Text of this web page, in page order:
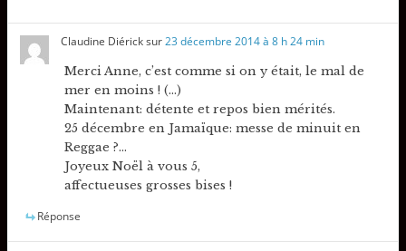
Claudine Diéricksur23 décembre 2014 à 8 h 24 min
Merci Anne, c’est comme si on y était, le mal de
mer en moins ! (…)
Maintenant: détente et repos bien mérités.
25 décembre en Jamaïque: messe de minuit en
Reggae ?…
Joyeux Noël à vous 5,
affectueuses grosses bises !
Réponse